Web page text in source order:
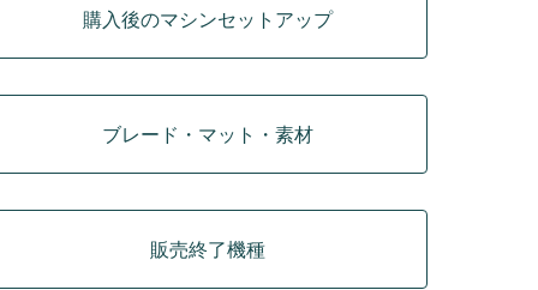
購入後のマシンセットアップ
ブレード・マット・素材
販売終了機種